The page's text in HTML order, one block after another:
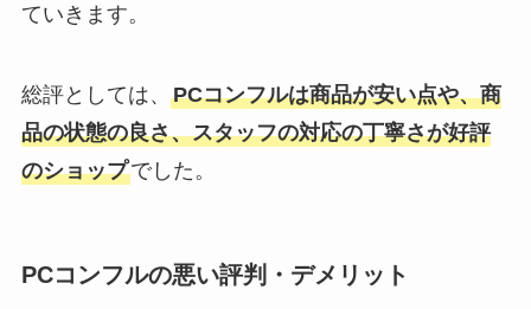
ていきます。
総評としては、 PCコンフルは商品が安い点や、商
品の状態の良さ、スタッフの対応の丁寧さが好評
のショップでした。
PCコンフルの悪い評判・デメリット